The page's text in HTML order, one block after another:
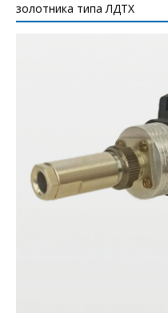
золотника типа ЛДТХ